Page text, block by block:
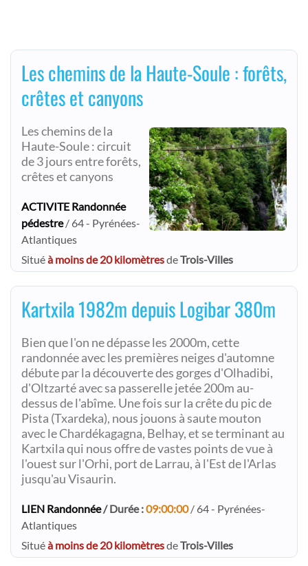
Les chemins de la Haute-Soule : forêts,
crêtes et canyons
Les chemins de la
Haute-Soule : circuit
de 3 jours entre forêts,
crêtes et canyons
ACTIVITE Randonnée
pédestre/ 64 - Pyrénées-
Atlantiques
Situéà moins de 20 kilomètresdeTrois-Villes
Kartxila 1982m depuis Logibar 380m
Bien que l'on ne dépasse les 2000m, cette
randonnée avec les premières neiges d'automne
débute par la découverte des gorges d'Olhadibi,
d'Oltzarté avec sa passerelle jetée 200m au-
dessus de l'abîme. Une fois sur la crête du pic de
Pista (Txardeka), nous jouons à saute mouton
avec le Chardékagagna, Belhay, et se terminant au
Kartxila qui nous offre de vastes points de vue à
l'ouest sur l'Orhi, port de Larrau, à l'Est de l'Arlas
jusqu'au Visaurin.
LIEN Randonnée/ Durée :09:00:00/ 64 - Pyrénées-
Atlantiques
Situéà moins de 20 kilomètresdeTrois-Villes